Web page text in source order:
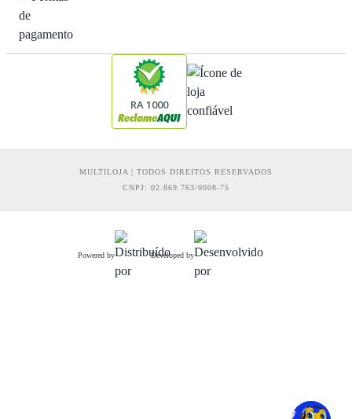
RA 1000
MULTILOJA | TODOS DIREITOS RESERVADOS
CNPJ: 02.869.763/0008-75
Powered by Developed by